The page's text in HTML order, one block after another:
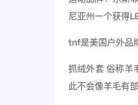
尼亚州一个获得
tnf是美国户外品
抓绒外套 俗称羊
此不会像羊毛有